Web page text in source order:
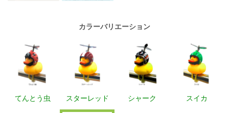
カラーバリエーション
てんとう虫 スターレッド シャーク スイカ